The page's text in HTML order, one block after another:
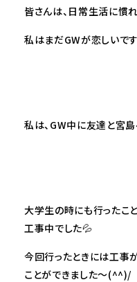
皆さんは、日常生活に慣
私はまだGWが恋しいです
私は、GW中に友達と宮
大学生の時にも行ったこ
工事中でした💦
今回行ったときには工事
ことができました～(^^)/